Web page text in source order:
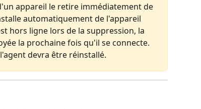
appareil le retire immédiatement de
automatiquement de l'appareil
hors ligne lors de la suppression, la
la prochaine fois qu'il se connecte.
devra être réinstallé.